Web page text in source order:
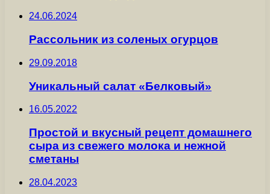
24.06.2024
Рассольник из соленых огурцов
29.09.2018
Уникальный салат «Белковый»
16.05.2022
Простой и вкусный рецепт домашнего
сыра из свежего молока и нежной
сметаны
28.04.2023